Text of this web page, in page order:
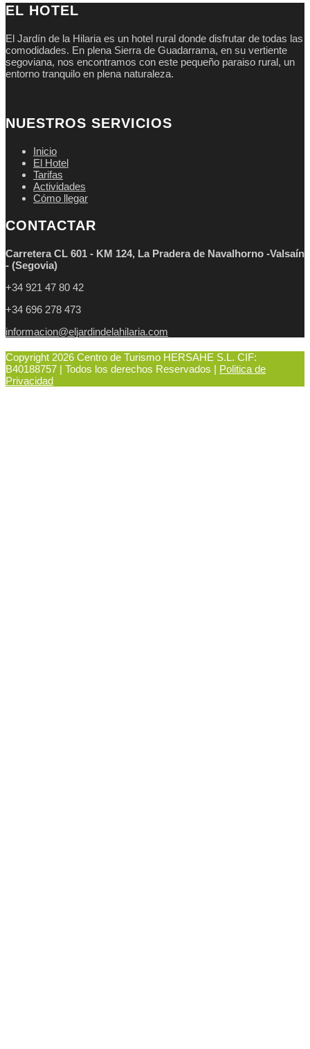
EL HOTEL
El Jardín de la Hilaria es un hotel rural donde disfrutar de todas las
comodidades. En plena Sierra de Guadarrama, en su vertiente
segoviana, nos encontramos con este pequeño paraiso rural, un
entorno tranquilo en plena naturaleza.
NUESTROS SERVICIOS
Inicio
El Hotel
Tarifas
Actividades
Cómo llegar
CONTACTAR
Carretera CL 601 - KM 124, La Pradera de Navalhorno -Valsaín
- (Segovia)
+34 921 47 80 42
+34 696 278 473
informacion@eljardindelahilaria.com
Copyright 2026 Centro de Turismo HERSAHE S.L. CIF:
B40188757 | Todos los derechos Reservados | Politica de
Privacidad